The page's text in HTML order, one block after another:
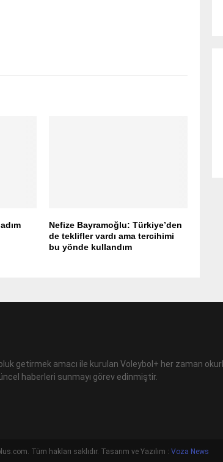
Nefize Bayramoğlu: Türkiye’den
de teklifler vardı ama tercihimi
bu yönde kullandım
getirmek amacı ile kurulan Voleybol+ her zaman
haberleri sunmayı görev edinmiştir.
Tüm hakları saklıdır. Tasarım ve Yazılım : Voza News